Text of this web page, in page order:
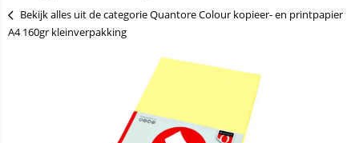
Bekijk alles uit de categorie Quantore Colour kopieer- en printpapier
A4 160gr kleinverpakking